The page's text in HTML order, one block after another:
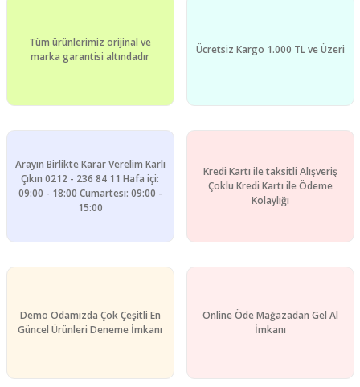
Tüm ürünlerimiz orijinal ve
marka garantisi altındadır
Ücretsiz Kargo 1.000 TL ve Üzeri
Arayın Birlikte Karar Verelim Karlı
Çıkın 0212 - 236 84 11 Hafa içi:
09:00 - 18:00 Cumartesi: 09:00 -
15:00
Kredi Kartı ile taksitli Alışveriş
Çoklu Kredi Kartı ile Ödeme
Kolaylığı
Demo Odamızda Çok Çeşitli En
Güncel Ürünleri Deneme İmkanı
Online Öde Mağazadan Gel Al
İmkanı